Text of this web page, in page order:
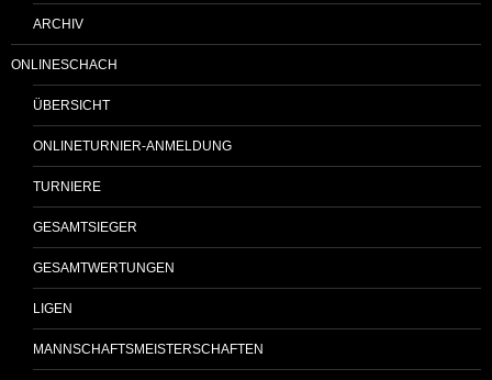
ARCHIV
ONLINESCHACH
ÜBERSICHT
ONLINETURNIER-ANMELDUNG
TURNIERE
GESAMTSIEGER
GESAMTWERTUNGEN
LIGEN
MANNSCHAFTSMEISTERSCHAFTEN